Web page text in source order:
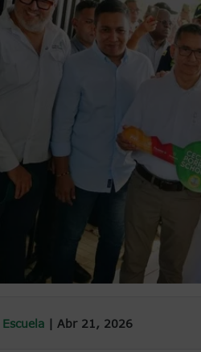
Escuela | Abr 21, 2026